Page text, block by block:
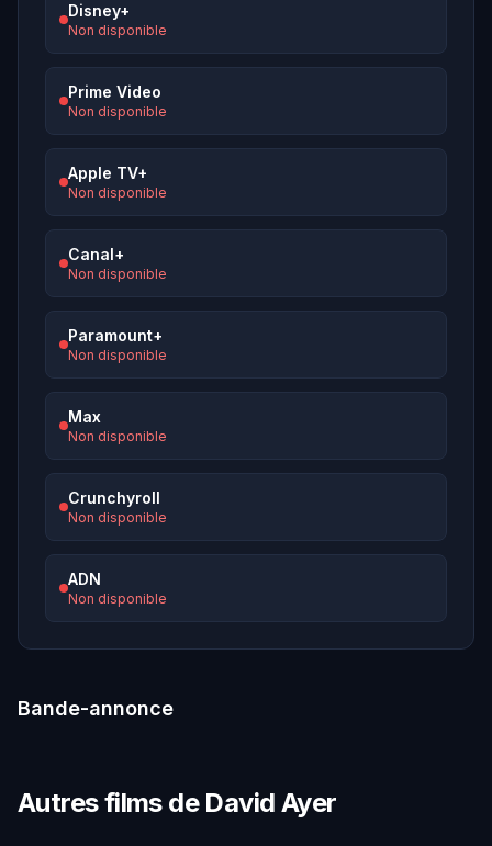
Disney+
Non disponible
Prime Video
Non disponible
Apple TV+
Non disponible
Canal+
Non disponible
Paramount+
Non disponible
Max
Non disponible
Crunchyroll
Non disponible
ADN
Non disponible
Bande-annonce
Autres films de David Ayer